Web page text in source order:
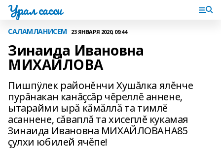
Урал сасси
САЛАМЛАНИСЕМ 23 ЯНВАРЯ 2020, 09:44
Зинаида Ивановна
МИХАЙЛОВА
Пишпÿлек районĕнчи Хушăлка ялĕнче
пурăнакан канăçсăр чĕреллĕ аннене‚
ытарайми ырă кăмăллă та тимлĕ
асаннене‚ сăваплă та хисеплĕ кукамая
Зинаида Ивановна МИХАЙЛОВАНА85
çулхи юбилей ячĕпе!